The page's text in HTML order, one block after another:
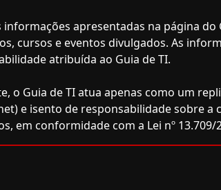
informações apresentadas na página
cursos e eventos divulgados. As
atribuída ao Guia de TI.
o Guia de TI atua apenas como um
e isento de responsabilidade sobre
em conformidade com a Lei nº